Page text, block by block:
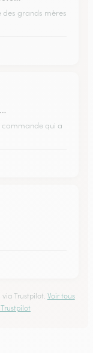
grands mères
commande qui a
Trustpilot. Voir tous